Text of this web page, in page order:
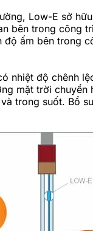
Low-E sở
bên trong công
độ ấm bên trong
nhiệt độ chênh
mặt trời
trong suốt. Bổ